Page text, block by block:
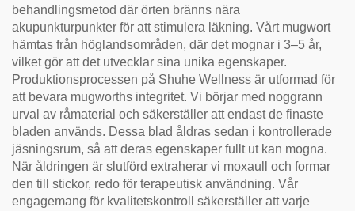
behandlingsmetod där örten bränns nära
akupunkturpunkter för att stimulera läkning. Vårt mugwort
hämtas från höglandsområden, där det mognar i 3–5 år,
vilket gör att det utvecklar sina unika egenskaper.
Produktionsprocessen på Shuhe Wellness är utformad för
att bevara mugworths integritet. Vi börjar med noggrann
urval av råmaterial och säkerställer att endast de finaste
bladen används. Dessa blad åldras sedan i kontrollerade
jäsningsrum, så att deras egenskaper fullt ut kan mogna.
När åldringen är slutförd extraherar vi moxaull och formar
den till stickor, redo för terapeutisk användning. Vår
engagemang för kvalitetskontroll säkerställer att varje